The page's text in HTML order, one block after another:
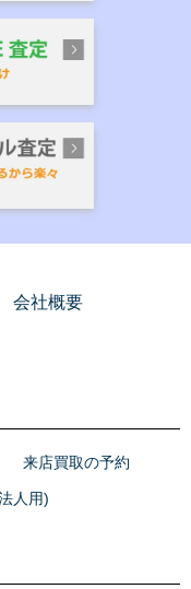
会社概要
来店買取の予約
人用)